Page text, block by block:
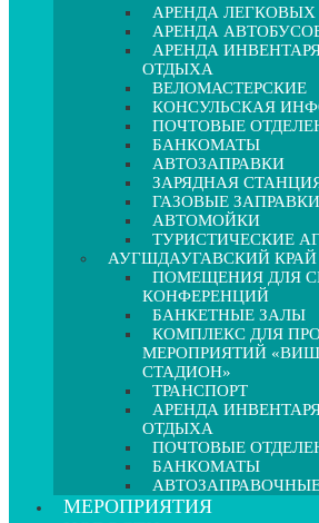
АРЕНДА
АРЕНДА
АРЕНДА
ОТДЫХА
ВЕЛОМАСТЕРСКИЕ
КОНСУЛЬСКАЯ
ПОЧТОВЫЕ
БАНКОМАТЫ
АВТОЗАПРАВКИ
ЗАРЯДНАЯ
ГАЗОВЫЕ ЗАПРАВКИ
АВТОМОЙКИ
ТУРИСТИЧЕСКИЕ
АУГШДАУГАВСКИЙ КРАЙ
ПОМЕЩЕНИЯ ДЛЯ
КОНФЕРЕНЦИЙ
БАНКЕТНЫЕ ЗАЛЫ
КОМПЛЕКС ДЛЯ
МЕРОПРИЯТИЙ
СТАДИОН»
ТРАНСПОРТ
АРЕНДА
ОТДЫХА
ПОЧТОВЫЕ
БАНКОМАТЫ
МЕРОПРИЯТИЯ